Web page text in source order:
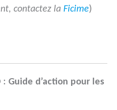
contactez la Ficime)
: Guide d’action pour les